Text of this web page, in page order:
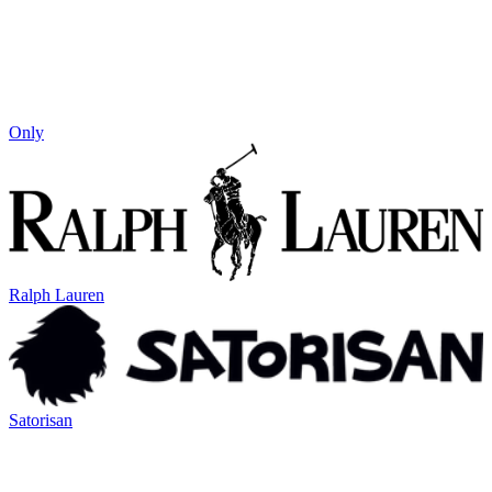
Only
Ralph Lauren
Satorisan